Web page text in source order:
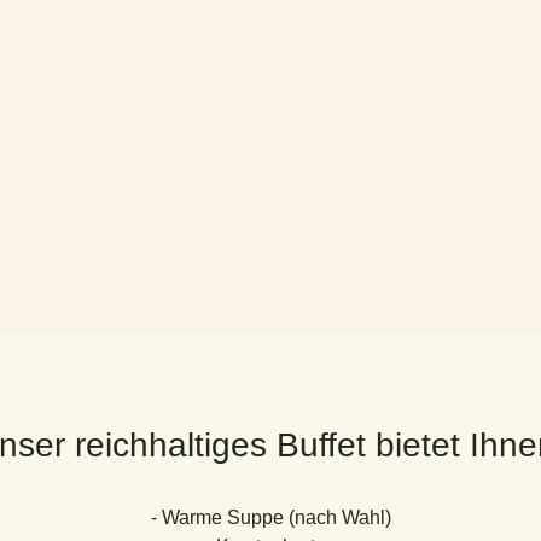
reichhaltiges Buffet bietet
- Warme Suppe (nach Wahl)